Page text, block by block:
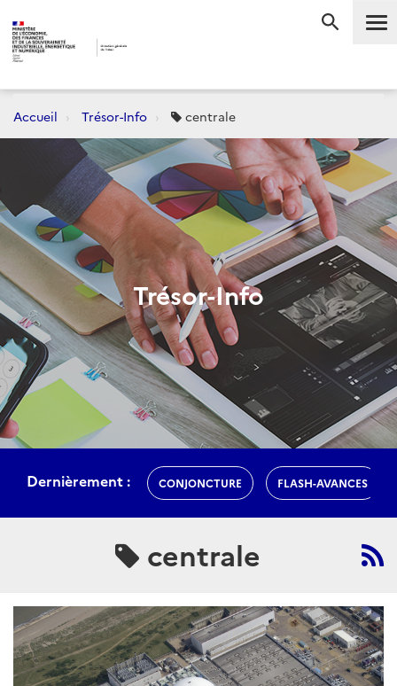
Accueil Trésor-Info centrale
Trésor-Info
Dernièrement : CONJONCTURE FLASH-AVANCES
centrale